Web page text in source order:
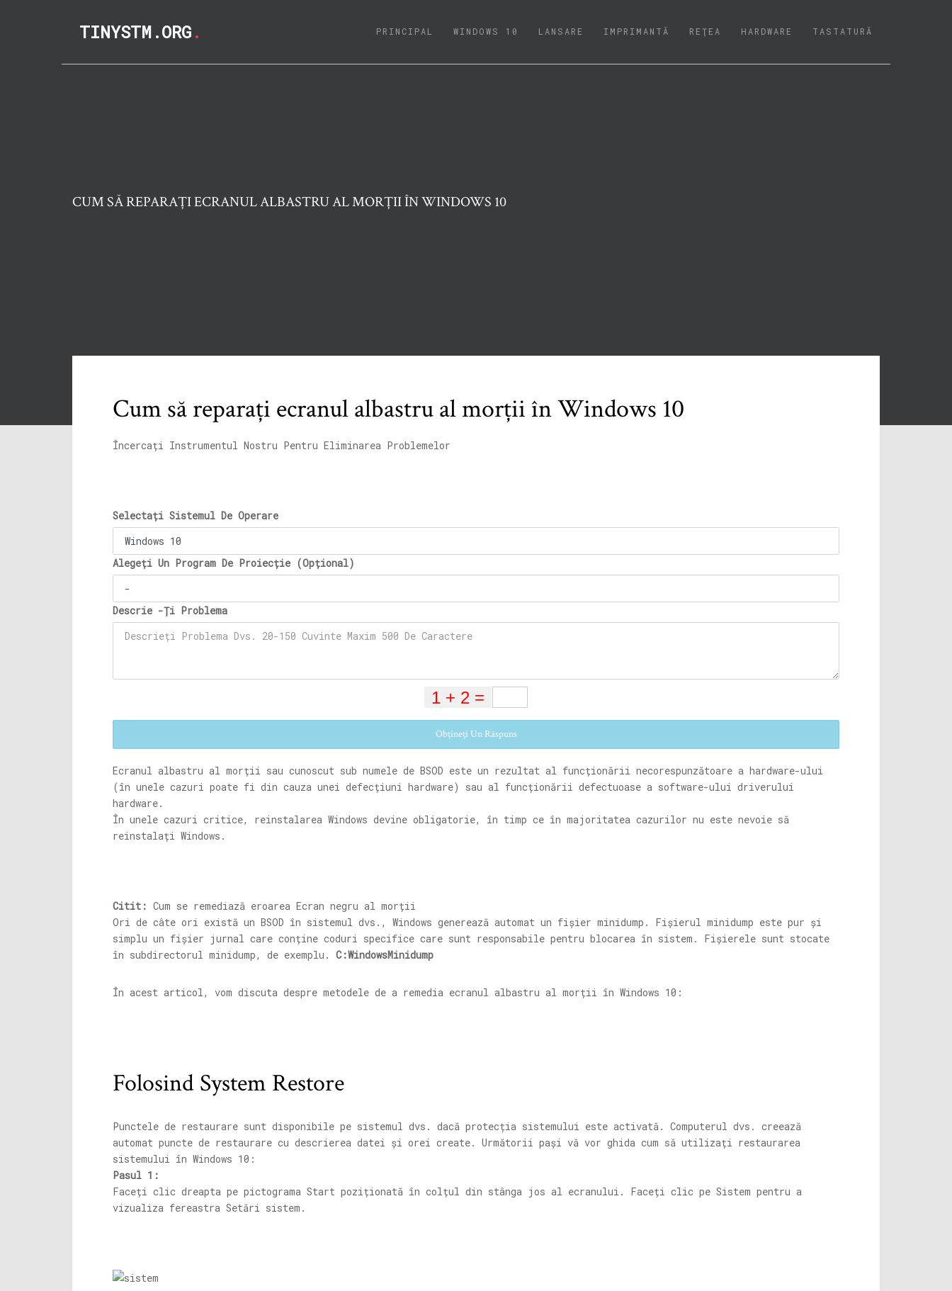
TINYSTM.ORG. PRINCIPAL (CURRENT)
WINDOWS 10 LANSARE IMPRIMANTĂ REŢEA HARDWARE TASTATURĂ
CUM SĂ REPARAȚI ECRANUL ALBASTRU AL MORȚII ÎN WINDOWS 10
Cum să reparați ecranul albastru al morții în Windows 10
Încercați Instrumentul Nostru Pentru Eliminarea Problemelor
Selectați Sistemul De Operare
Alegeți Un Program De Proiecție (Opțional)
Descrie -Ți Problema
Obțineți Un Răspuns
Ecranul albastru al morții sau cunoscut sub numele de BSOD este un rezultat al funcționării necorespunzătoare a hardware-ului
(în unele cazuri poate fi din cauza unei defecțiuni hardware) sau al funcționării defectuoase a software-ului driverului
hardware.
În unele cazuri critice, reinstalarea Windows devine obligatorie, în timp ce în majoritatea cazurilor nu este nevoie să
reinstalați Windows.
Citit: Cum se remediază eroarea Ecran negru al morții
Ori de câte ori există un BSOD în sistemul dvs., Windows generează automat un fișier minidump. Fișierul minidump este pur și
simplu un fișier jurnal care conține coduri specifice care sunt responsabile pentru blocarea în sistem. Fișierele sunt stocate
în subdirectorul minidump, de exemplu. C:WindowsMinidump
În acest articol, vom discuta despre metodele de a remedia ecranul albastru al morții în Windows 10:
Folosind System Restore
Punctele de restaurare sunt disponibile pe sistemul dvs. dacă protecția sistemului este activată. Computerul dvs. creează
automat puncte de restaurare cu descrierea datei și orei create. Următorii pași vă vor ghida cum să utilizați restaurarea
sistemului în Windows 10:
Pasul 1:
Faceți clic dreapta pe pictograma Start poziționată în colțul din stânga jos al ecranului. Faceți clic pe Sistem pentru a
vizualiza fereastra Setări sistem.